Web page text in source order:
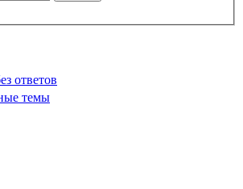
ответов
темы